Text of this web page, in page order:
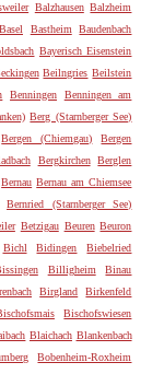
Balzhausen Balzheim
Basel Bastheim
Baudenbach
Bayerisch Eisenstein
Beilngries Beilstein
Benningen
Benningen am
Berg (Starnberger See)
Bergen (Chiemgau)
Bergen
Bergkirchen
Berglen
Bernau Bernau am Chiemsee
Bernried (Starnberger See)
Betzigau Beuren Beuron
Bichl Bidingen
Biebelried
Billigheim
Binau
Birgland
Birkenfeld
Bischofswiesen
Blaichach Blankenbach
Bobenheim-Roxheim